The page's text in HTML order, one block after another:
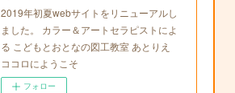
2019年初夏webサイトをリニューアルし
ました。 カラー＆アートセラピストによ
る こどもとおとなの図工教室 あとりえ
ココロにようこそ
フォロー